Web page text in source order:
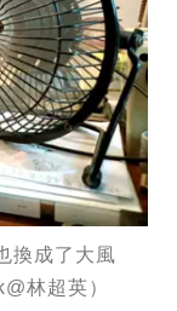
換成了大風
林超英）